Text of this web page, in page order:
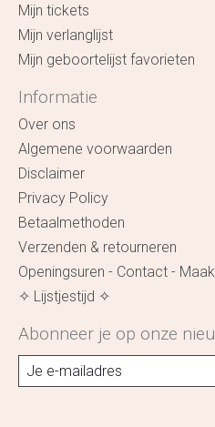
Mijn tickets
Mijn verlanglijst
Mijn geboortelijst favorieten
Informatie
Over ons
Algemene voorwaarden
Disclaimer
Privacy Policy
Betaalmethoden
Verzenden & retourneren
Openingsuren - Contact -
✧ Lijstjestijd ✧
Abonneer je op onze